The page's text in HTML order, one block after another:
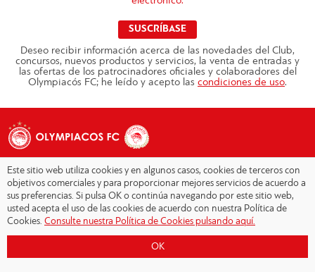
SUSCRÍBASE
Deseo recibir información acerca de las novedades del Club,
concursos, nuevos productos y servicios, la venta de entradas y
las ofertas de los patrocinadores oficiales y colaboradores del
Olympiacós FC; he leído y acepto las condiciones de uso.
Copyright © 2026 - Olympiacos.org
Condiciones de uso|Declaración de privacidad|
Cookies Policy|
Este sitio web utiliza cookies y en algunos casos, cookies de terceros con
objetivos comerciales y para proporcionar mejores servicios de acuerdo a
sus preferencias. Si pulsa OK o continúa navegando por este sitio web,
usted acepta el uso de las cookies de acuerdo con nuestra Política de
Cookies. Consulte nuestra Política de Cookies pulsando aquí.
OK